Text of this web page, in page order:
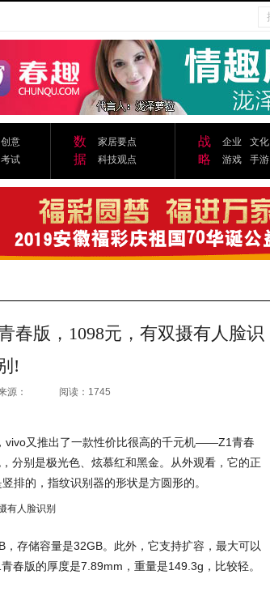
创意
考试
数
据
家居要点
科技观点
战
略
企业
文化
游戏
手游
版，1098元，有双摄有人脸识
!
源： 阅读：1745
vivo又推出了一款性价比很高的千元机——Z1青春
分别是极光色、炫慕红和黑金。从外观看，它的正
排的，指纹识别器的形状是方圆形的。
存储容量是32GB。此外，它支持扩容，最大可以
春版的厚度是7.89mm，重量是149.3g，比较轻。